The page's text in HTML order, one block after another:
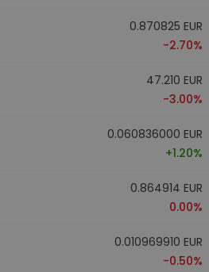
0.870825 EUR
-2.70%
47.210 EUR
-3.00%
0.060836000 EUR
+1.20%
0.864914 EUR
0.00%
0.010969910 EUR
-0.50%